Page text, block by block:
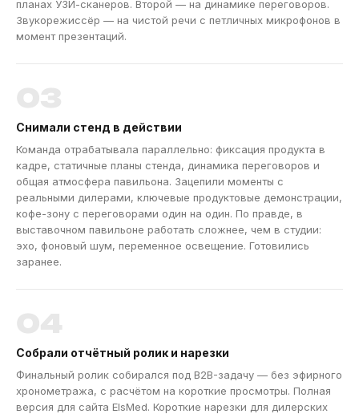
планах УЗИ-сканеров. Второй — на динамике переговоров.
Звукорежиссёр — на чистой речи с петличных микрофонов в
момент презентаций.
Снимали стенд в действии
Команда отрабатывала параллельно: фиксация продукта в
кадре, статичные планы стенда, динамика переговоров и
общая атмосфера павильона. Зацепили моменты с
реальными дилерами, ключевые продуктовые демонстрации,
кофе-зону с переговорами один на один. По правде, в
выставочном павильоне работать сложнее, чем в студии:
эхо, фоновый шум, переменное освещение. Готовились
заранее.
Собрали отчётный ролик и нарезки
Финальный ролик собирался под B2B-задачу — без эфирного
хронометража, с расчётом на короткие просмотры. Полная
версия для сайта ElsMed. Короткие нарезки для дилерских